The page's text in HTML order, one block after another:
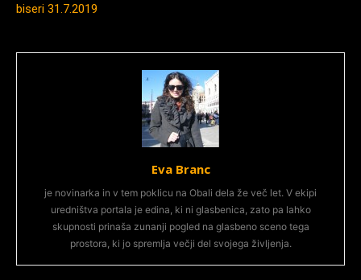
biseri 31.7.2019
Eva Branc
je novinarka in v tem poklicu na Obali dela že več let. V ekipi
uredništva portala je edina, ki ni glasbenica, zato pa lahko
skupnosti prinaša zunanji pogled na glasbeno sceno tega
prostora, ki jo spremlja večji del svojega življenja.